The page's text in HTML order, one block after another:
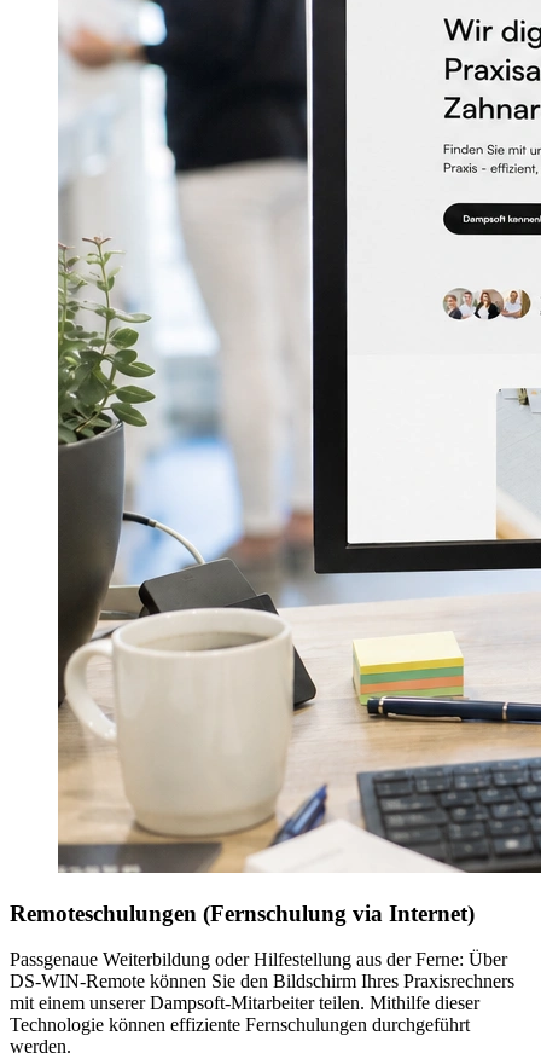
Remoteschulungen (Fernschulung via Internet)
Passgenaue Weiterbildung oder Hilfestellung aus der Ferne: Über
DS-WIN-Remote können Sie den Bildschirm Ihres Praxisrechners
mit einem unserer Dampsoft-Mitarbeiter teilen. Mithilfe dieser
Technologie können effiziente Fernschulungen durchgeführt
werden.